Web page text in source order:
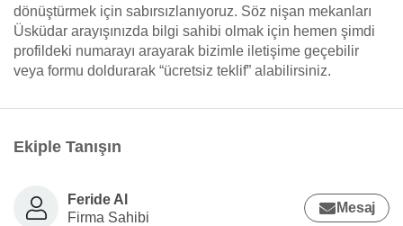
dönüştürmek için sabırsızlanıyoruz. Söz nişan mekanları
Üsküdar arayışınızda bilgi sahibi olmak için hemen şimdi
profildeki numarayı arayarak bizimle iletişime geçebilir
veya formu doldurarak “ücretsiz teklif” alabilirsiniz.
Ekiple Tanışın
Feride Al
Firma Sahibi
Mesaj